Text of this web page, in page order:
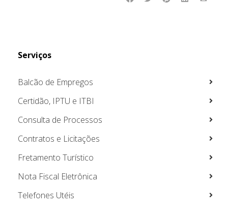
Serviços
Balcão de Empregos
Certidão, IPTU e ITBI
Consulta de Processos
Contratos e Licitações
Fretamento Turístico
Nota Fiscal Eletrônica
Telefones Utéis